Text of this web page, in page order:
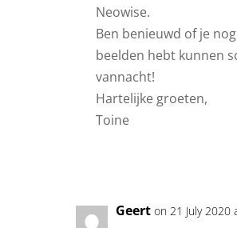
Neowise.
Ben benieuwd of je
beelden hebt kunnen
vannacht!
Hartelijke groeten,
Toine
Geert on 21 July 2020